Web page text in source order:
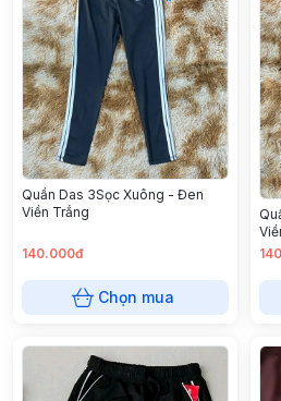
Quần Das 3Sọc Xuông - Đen
Viền Trắng
140.000đ
Chọn mua